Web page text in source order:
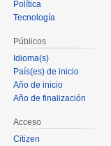
Política
Tecnología
Públicos
Idioma(s)
País(es) de inicio
Año de inicio
Año de finalización
Acceso
Citizen